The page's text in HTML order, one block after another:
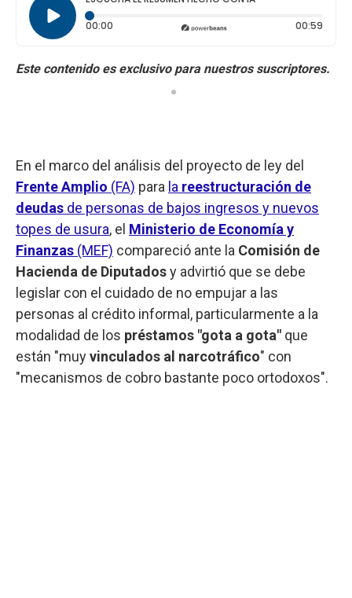
00:00 Tiempo transcurrido: 0 segundos 00:59
En el marco del análisis del proyecto de ley del
Frente Amplio (FA) para la reestructuración de
deudas de personas de bajos ingresos y nuevos
topes de usura, el Ministerio de Economía y
Finanzas (MEF) compareció ante la Comisión de
Hacienda de Diputadosy advirtió que se debe
legislar con el cuidado de no empujar a las
personas al crédito informal, particularmente a la
modalidad de los préstamos "gota a gota" que
están "muyvinculados al narcotráfico" con
"mecanismos de cobro bastante poco ortodoxos".